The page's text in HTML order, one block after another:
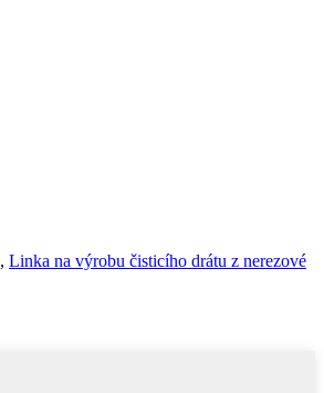
, Linka na výrobu čisticího drátu z nerezové